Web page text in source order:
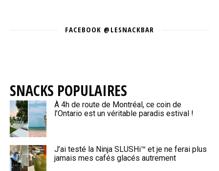
FACEBOOK @LESNACKBAR
SNACKS POPULAIRES
À 4h de route de Montréal, ce coin de
l’Ontario est un véritable paradis estival !
J’ai testé la Ninja SLUSHi™ et je ne ferai plus
jamais mes cafés glacés autrement